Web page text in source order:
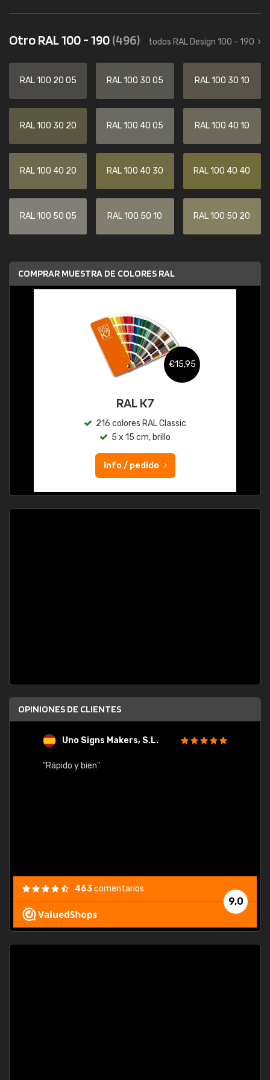
Otro RAL 100 - 190(496) todos RAL Design 100 - 190
RAL 100 20 05 RAL 100 30 05 RAL 100 30 10
RAL 100 30 20 RAL 100 40 05 RAL 100 40 10
RAL 100 40 20 RAL 100 40 30 RAL 100 40 40
RAL 100 50 05 RAL 100 50 10 RAL 100 50 20
COMPRAR MUESTRA DE COLORES RAL
€15,95
RAL K7
216 colores RAL Classic
5 x 15 cm, brillo
Info / pedido
OPINIONES DE CLIENTES
Uno Signs Makers, S.L.
"Rápido y bien"
9,0
463comentarios